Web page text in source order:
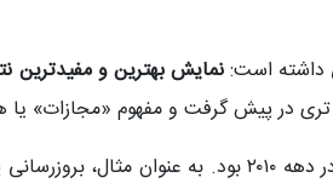
داشته است:نمایش بهترین و مفیدترین
در پیش گرفت و مفهوم «مجازات» یا